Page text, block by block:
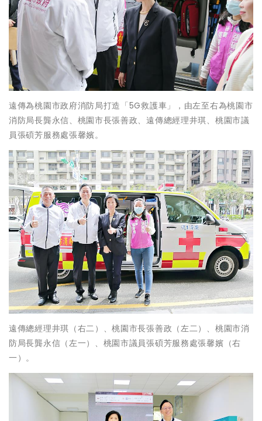
遠傳為桃園市政府消防局打造「5G救護車」，由左至右為桃園市
消防局長龔永信、桃園市長張善政、遠傳總經理井琪、桃園市議
員張碩芳服務處張馨嬪。
遠傳總經理井琪（右二）、桃園市長張善政（左二）、桃園市消
防局長龔永信（左一）、桃園市議員張碩芳服務處張馨嬪（右
一）。